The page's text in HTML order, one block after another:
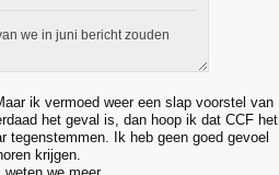
we in juni bericht zouden
ik vermoed weer een slap voorstel van
het geval is, dan hoop ik dat CCF het
Ik heb geen goed gevoel
krijgen.